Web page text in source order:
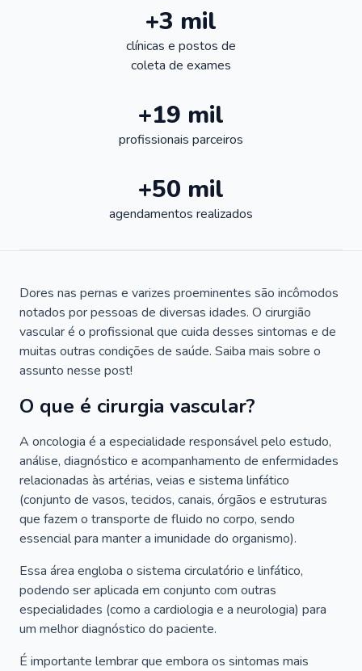
+3 mil
clínicas e postos de
coleta de exames
+19 mil
profissionais parceiros
+50 mil
agendamentos realizados
Dores nas pernas e varizes proeminentes são incômodos
notados por pessoas de diversas idades. O cirurgião
vascular é o profissional que cuida desses sintomas e de
muitas outras condições de saúde. Saiba mais sobre o
assunto nesse post!
O que é cirurgia vascular?
A oncologia é a especialidade responsável pelo estudo,
análise, diagnóstico e acompanhamento de enfermidades
relacionadas às artérias, veias e sistema linfático
(conjunto de vasos, tecidos, canais, órgãos e estruturas
que fazem o transporte de fluido no corpo, sendo
essencial para manter a imunidade do organismo).
Essa área engloba o sistema circulatório e linfático,
podendo ser aplicada em conjunto com outras
especialidades (como a cardiologia e a neurologia) para
um melhor diagnóstico do paciente.
É importante lembrar que embora os sintomas mais